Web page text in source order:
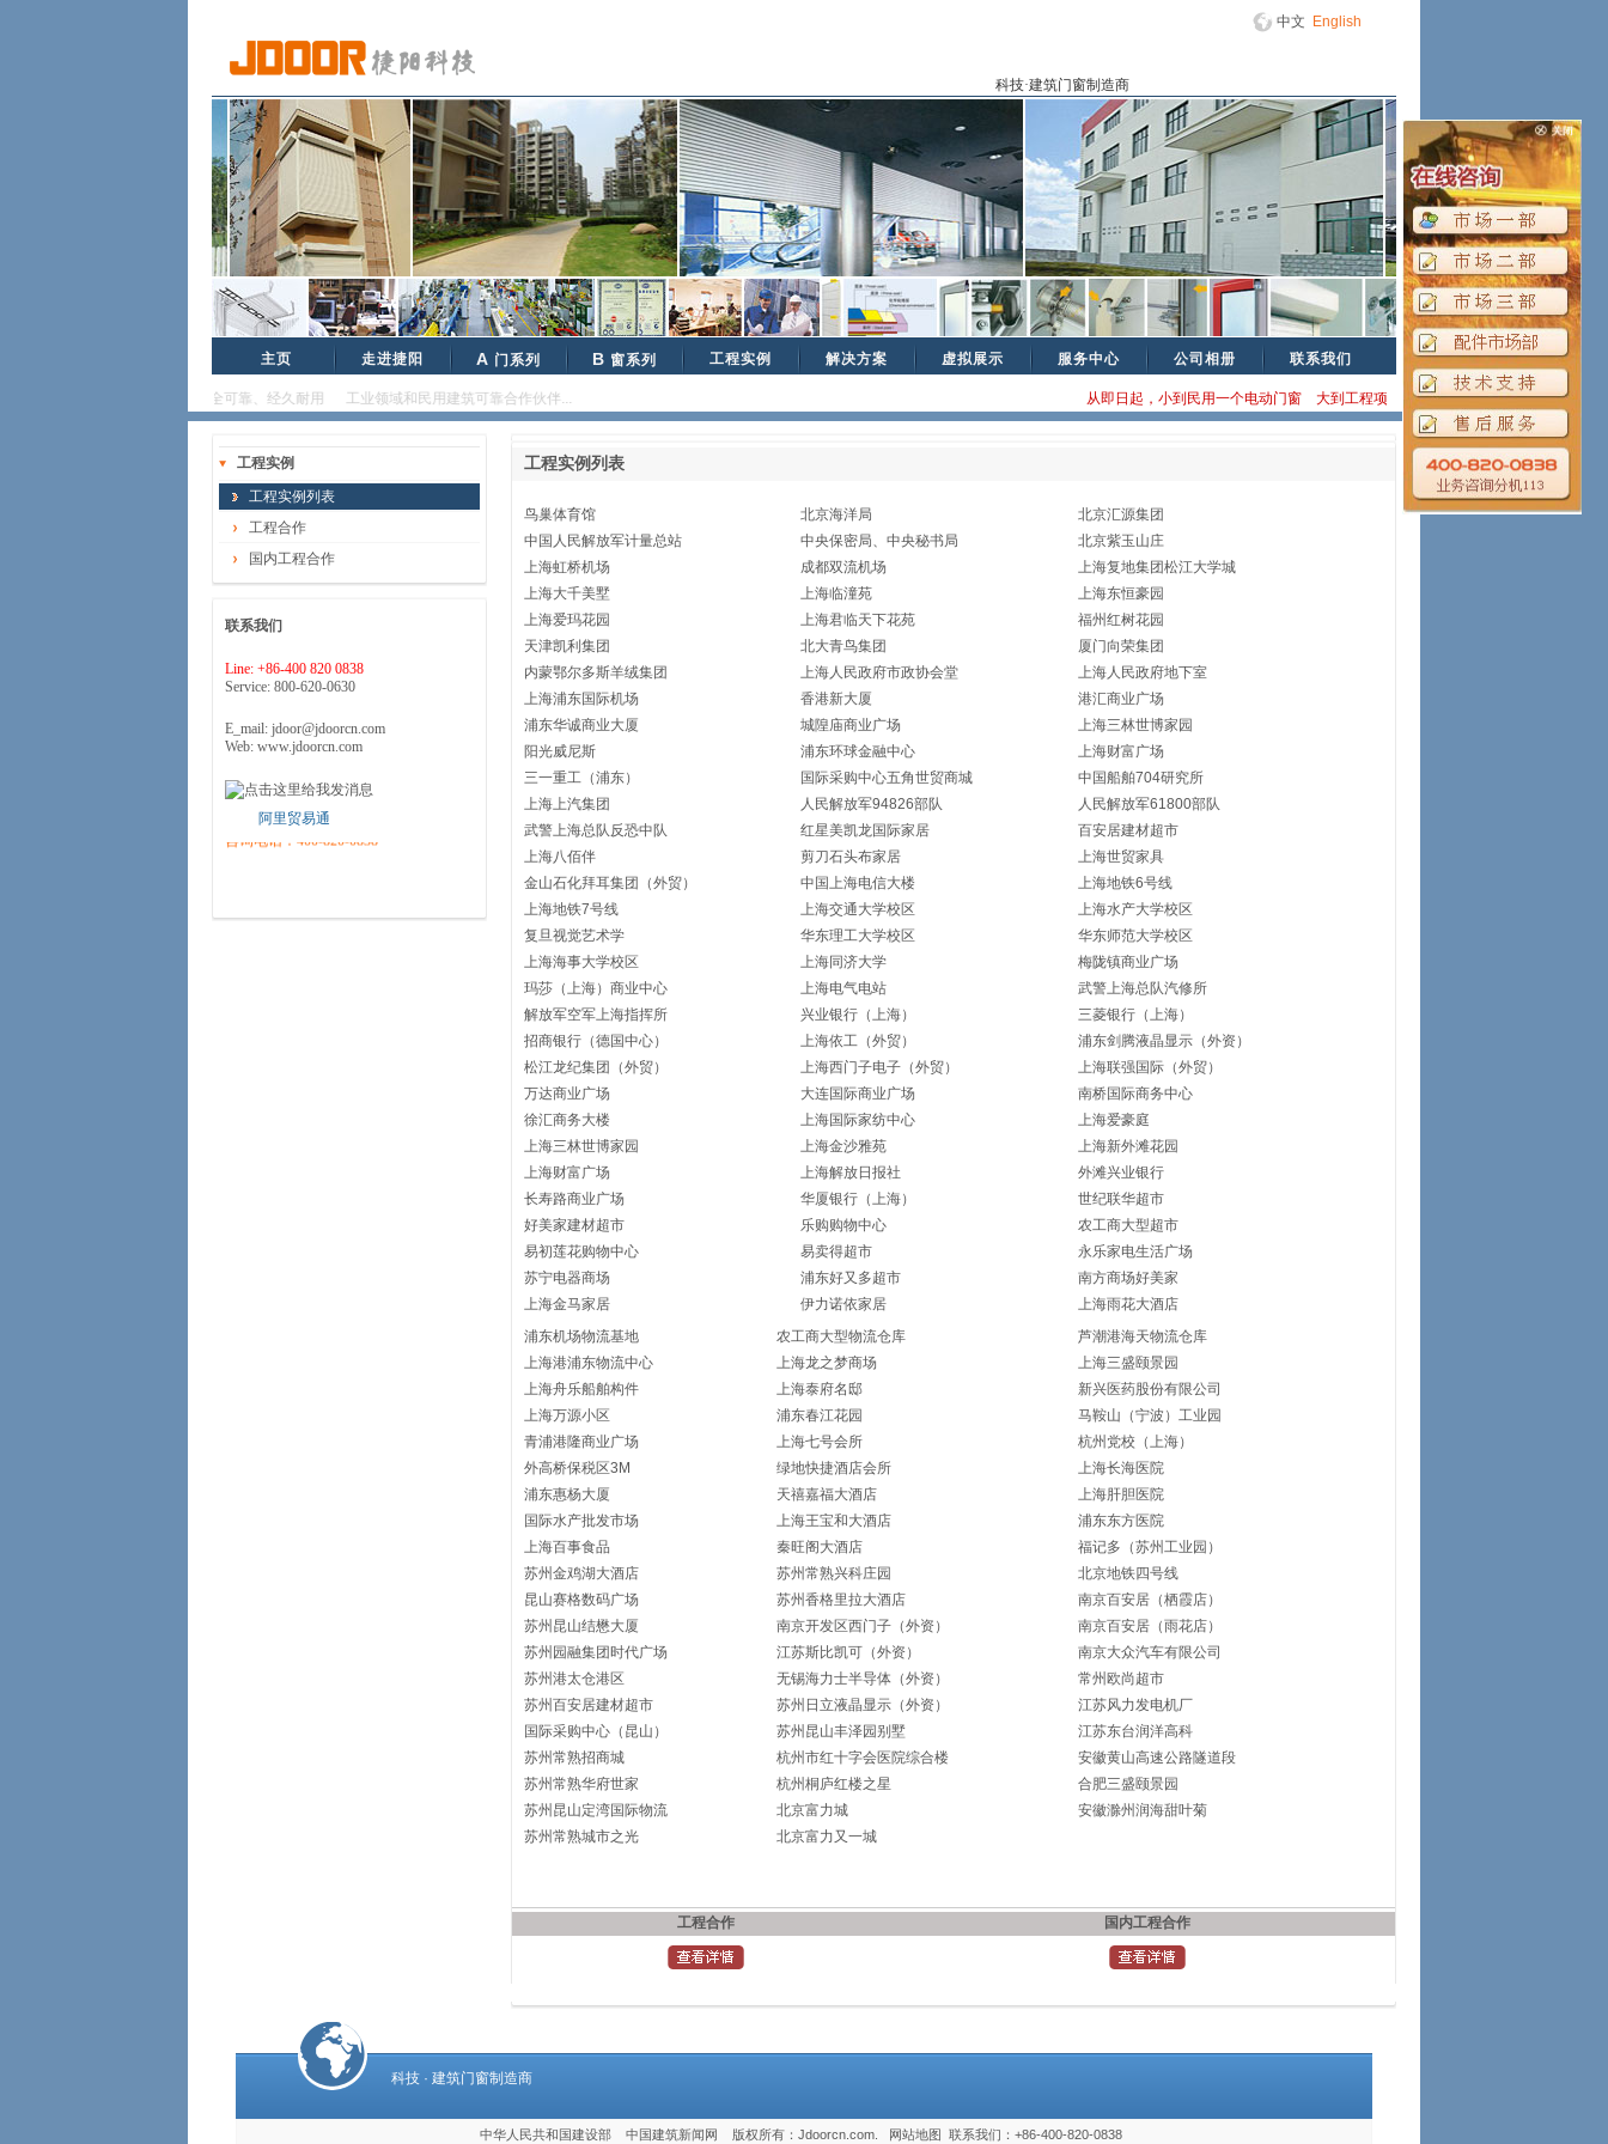
中文 English
科技·建筑门窗制造商
主页 走进捷阳 A 门系列 B 窗系列 工程实例 解决方案 虚拟展示 服务中心 公司相册 联系我们
品质卓越、安全可靠、经久耐用 工业领域和民用建筑可靠合作伙伴...... 从即日起，小到民用一个电动门窗 大到工程项目，均以厂家直销方式为您提供
工程实例
工程实例列表
工程合作
国内工程合作
联系我们
Line: +86-400 820 0838
Service: 800-620-0630
E_mail: jdoor@jdoorcn.com
Web: www.jdoorcn.com
阿里贸易通
咨询、实地测量、方案设计、预算和
最佳解决方案……
工程实例列表
鸟巢体育馆 北京海洋局
北京汇源集团
中国人民解放军计量总站
中央保密局、中央秘书局
北京紫玉山庄
上海虹桥机场
成都双流机场
上海复地集团松江大学城
上海大千美墅
上海临潼苑
上海东恒豪园
上海爱玛花园
上海君临天下花苑
福州红树花园
天津凯利集团
北大青鸟集团
厦门向荣集团
内蒙鄂尔多斯羊绒集团
上海人民政府市政协会堂
上海人民政府地下室
上海浦东国际机场
香港新大厦
港汇商业广场
浦东华诚商业大厦
城隍庙商业广场
上海三林世博家园
阳光威尼斯
浦东环球金融中心
上海财富广场
三一重工（浦东）
国际采购中心五角世贸商城
中国船舶704研究所
上海上汽集团
人民解放军94826部队
人民解放军61800部队
武警上海总队反恐中队
红星美凯龙国际家居
百安居建材超市
上海八佰伴
剪刀石头布家居
上海世贸家具
金山石化拜耳集团（外贸）
中国上海电信大楼
上海地铁6号线
上海地铁7号线
上海交通大学校区
上海水产大学校区
复旦视觉艺术学
华东理工大学校区
华东师范大学校区
上海海事大学校区
上海同济大学
梅陇镇商业广场
玛莎（上海）商业中心
上海电气电站
武警上海总队汽修所
解放军空军上海指挥所
兴业银行（上海）
三菱银行（上海）
招商银行（德国中心）
上海依工（外贸）
浦东剑腾液晶显示（外资）
松江龙纪集团（外贸）
上海西门子电子（外贸）
上海联强国际（外贸）
万达商业广场
大连国际商业广场
南桥国际商务中心
徐汇商务大楼
上海国际家纺中心
上海爱豪庭
上海三林世博家园
上海金沙雅苑
上海新外滩花园
上海财富广场
上海解放日报社
外滩兴业银行
长寿路商业广场
华厦银行（上海）
世纪联华超市
好美家建材超市
乐购购物中心
农工商大型超市
易初莲花购物中心
易卖得超市
永乐家电生活广场
苏宁电器商场
浦东好又多超市
南方商场好美家
上海金马家居
伊力诺依家居
上海雨花大酒店
浦东机场物流基地
农工商大型物流仓库
芦潮港海天物流仓库
上海港浦东物流中心
上海龙之梦商场
上海三盛颐景园
上海舟乐船舶构件
上海泰府名邸
新兴医药股份有限公司
上海万源小区
浦东春江花园
马鞍山（宁波）工业园
青浦港隆商业广场
上海七号会所
杭州党校（上海）
外高桥保税区3M
绿地快捷酒店会所
上海长海医院
浦东惠杨大厦
天禧嘉福大酒店
上海肝胆医院
国际水产批发市场
上海王宝和大酒店
浦东东方医院
上海百事食品
秦旺阁大酒店
福记多（苏州工业园）
苏州金鸡湖大酒店
苏州常熟兴科庄园
北京地铁四号线
昆山赛格数码广场
苏州香格里拉大酒店
南京百安居（栖霞店）
苏州昆山结懋大厦
南京开发区西门子（外资）
南京百安居（雨花店）
苏州园融集团时代广场
江苏斯比凯可（外资）
南京大众汽车有限公司
苏州港太仓港区
无锡海力士半导体（外资）
常州欧尚超市
苏州百安居建材超市
苏州日立液晶显示（外资）
江苏风力发电机厂
国际采购中心（昆山）
苏州昆山丰泽园别墅
江苏东台润洋高科
苏州常熟招商城
杭州市红十字会医院综合楼
安徽黄山高速公路隧道段
苏州常熟华府世家
杭州桐庐红楼之星
合肥三盛颐景园
苏州昆山定湾国际物流
北京富力城
安徽滁州润海甜叶菊
苏州常熟城市之光
北京富力又一城
工程合作 国内工程合作
科技 · 建筑门窗制造商
中华人民共和国建设部 中国建筑新闻网 版权所有： Jdoorcn.com. 网站地图 联系我们：+86-400-820-0838